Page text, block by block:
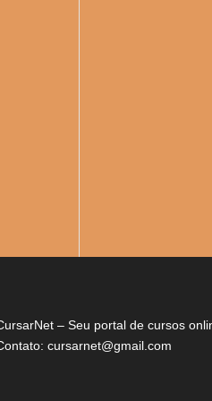
– Seu portal de cursos
cursarnet@gmail.com